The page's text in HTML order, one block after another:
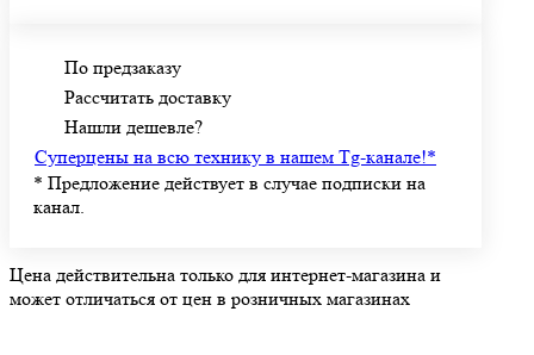
По предзаказу
Рассчитать доставку
Нашли дешевле?
Суперцены на всю технику в нашем Tg-канале!*
* Предложение действует в случае подписки на
канал.
Цена действительна только для интернет-магазина и
может отличаться от цен в розничных магазинах